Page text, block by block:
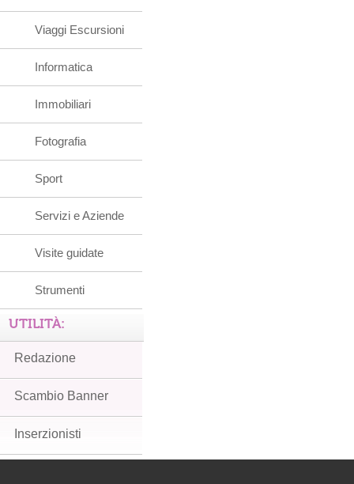
Viaggi Escursioni
Informatica
Immobiliari
Fotografia
Sport
Servizi e Aziende
Visite guidate
Strumenti
UTILITÀ:
Redazione
Scambio Banner
Inserzionisti